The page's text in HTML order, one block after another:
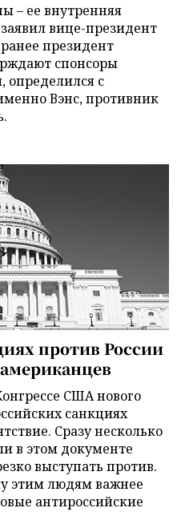
– ее внутренняя
вице-президент
президент
спонсоры
определился с
Вэнс, противник
против России
США нового
санкциях
Сразу несколько
в этом документе
выступать против.
этим людям важнее
антироссийские